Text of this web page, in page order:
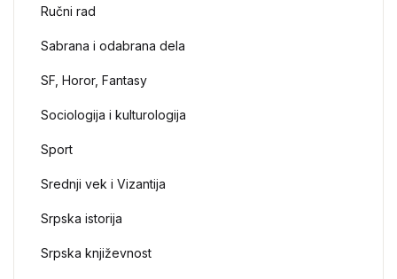
Ručni rad
Sabrana i odabrana dela
SF, Horor, Fantasy
Sociologija i kulturologija
Sport
Srednji vek i Vizantija
Srpska istorija
Srpska književnost